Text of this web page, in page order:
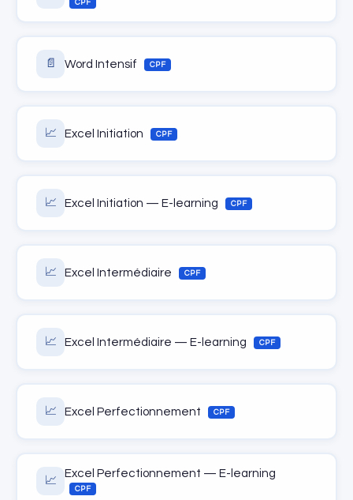
CPF
📄 Word Intensif CPF
📈 Excel Initiation CPF
📈 Excel Initiation — E-learning CPF
📈 Excel Intermédiaire CPF
📈 Excel Intermédiaire — E-learning CPF
📈 Excel Perfectionnement CPF
📈
Excel Perfectionnement — E-learning
CPF